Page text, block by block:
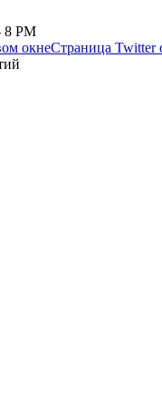
8 PM
окнеСтраница Twitter